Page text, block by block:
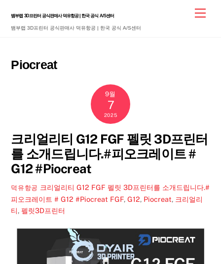
content
뱀부랩 3D프린터 공식판매사 덕유항공 | 한국 공식 A/S센터
뱀부랩 3D프린터 공식판매사 덕유항공 | 한국 공식 A/S센터
Piocreat
9월
7
2025
크리얼리티 G12 FGF 펠릿 3D프린터
를 소개드립니다.#피오크레이트 #
G12 #Piocreat
덕유항공 크리얼리티 G12 FGF 펠릿 3D프린터를 소개드립니다.#
피오크레이트 # G12 #Piocreat FGF,G12, Piocreat, 크리얼리
티,펠릿3D프린터